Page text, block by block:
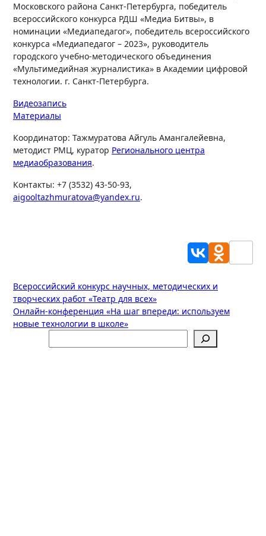
Московского района Санкт-Петербурга, победитель
всероссийского конкурса РДШ «Медиа Битвы», в
номинации «Медиапедагог», победитель всероссийского
конкурса «Медиапедагог – 2023», руководитель
городского учебно-методического объединения
«Мультимедийная журналистика» в Академии цифровой
технологии. г. Санкт-Петербурга.
Видеозапись
Материалы
Координатор: Тажмуратова Айгуль Амангалейевна,
методист РМЦ, куратор Регионального центра
медиаобразования.
Контакты: +7 (3532) 43-50-93,
aigooltazhmuratova@yandex.ru.
Навигация
по
записям
Всероссийский конкурс научных, методических и
творческих работ «Театр для всех»
Онлайн-конференция «На шаг впереди: используем
новые технологии в школе»